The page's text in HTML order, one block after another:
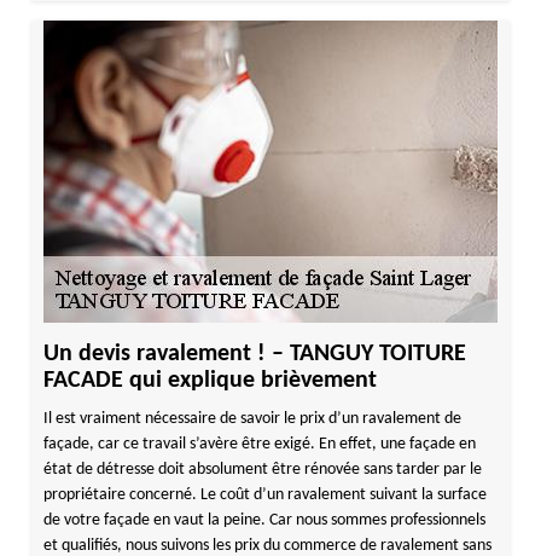
Un devis ravalement ! – TANGUY TOITURE
FACADE qui explique brièvement
Il est vraiment nécessaire de savoir le prix d’un ravalement de
façade, car ce travail s’avère être exigé. En effet, une façade en
état de détresse doit absolument être rénovée sans tarder par le
propriétaire concerné. Le coût d’un ravalement suivant la surface
de votre façade en vaut la peine. Car nous sommes professionnels
et qualifiés, nous suivons les prix du commerce de ravalement sans